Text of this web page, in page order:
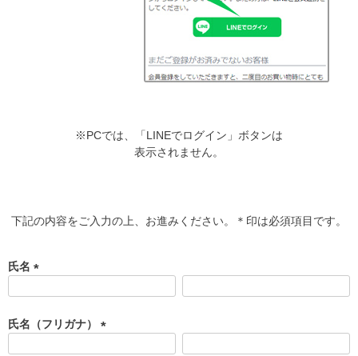
※PCでは、「LINEでログイン」ボタンは
表示されません。
下記の内容をご入力の上、お進みください。＊印は必須項目です。
氏名
須
)
氏名（フリガナ）